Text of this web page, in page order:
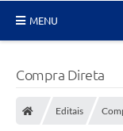
MENU
Secretarias
Compra Direta
Editais